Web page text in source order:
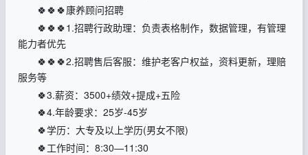
🍀🍀🍀康养顾问招聘
🍀🍀🍀1.招聘行政助理：负责表格制作，数据管理，有管理
能力者优先
🍀🍀🍀2.招聘售后客服：维护老客户权益，资料更新，理赔
服务等
🍀3.薪资：3500+绩效+提成+五险
🍀4.年龄要求：25岁-45岁
🍀学历：大专及以上学历(男女不限)
🍀工作时间：8:30—11:30